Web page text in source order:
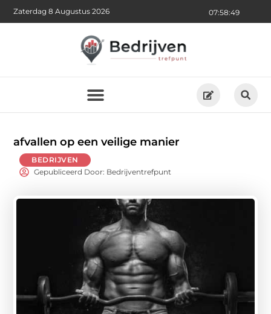
07:58:51
Zaterdag 8 Augustus 2026
afvallen op een veilige manier
BEDRIJVEN
Gepubliceerd Door: Bedrijventrefpunt